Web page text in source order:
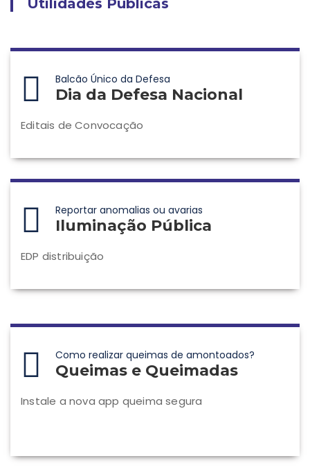
Utilidades Públicas
Balcão Único da Defesa
Dia da Defesa Nacional
Editais de Convocação
Reportar anomalias ou avarias
Iluminação Pública
EDP distribuição
Como realizar queimas de amontoados?
Queimas e Queimadas
Instale a nova app queima segura